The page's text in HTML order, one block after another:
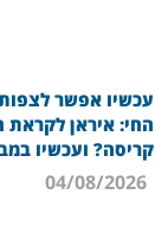
עכשיו אפשר
החי: איראן לקראת
קריסה? ועכשיו
04/08/2026